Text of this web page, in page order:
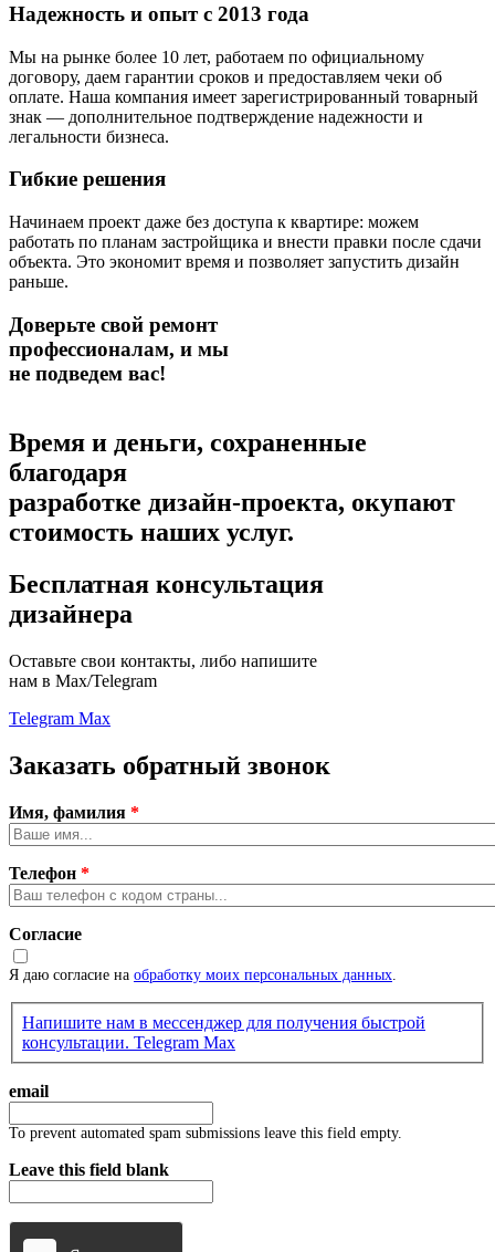
Надежность и опыт с 2013 года
Мы на рынке более 10 лет, работаем по официальному
договору, даем гарантии сроков и предоставляем чеки об
оплате. Наша компания имеет зарегистрированный товарный
знак — дополнительное подтверждение надежности и
легальности бизнеса.
Гибкие решения
Начинаем проект даже без доступа к квартире: можем
работать по планам застройщика и внести правки после сдачи
объекта. Это экономит время и позволяет запустить дизайн
раньше.
Доверьте свой ремонт
профессионалам, и мы
не подведем вас!
Время и деньги, сохраненные
благодаря
разработке дизайн-проекта, окупают
стоимость наших услуг.
Бесплатная консультация
дизайнера
Оставьте свои контакты, либо напишите
нам в Max/Telegram
Telegram Max
Заказать обратный звонок
Имя, фамилия *
Телефон *
Согласие
Я даю согласие на обработку моих персональных данных
Напишите нам в мессенджер для получения быстрой
консультации. Telegram Max
email
To prevent automated spam submissions leave this field empty.
Leave this field blank